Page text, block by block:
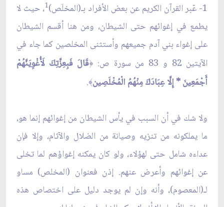
1- عّبر القرآن الكريم عن بعض الأفراد بـ(المخلَص)
1، حيث لا
يطمع في إغوائهم حتى الشيطان، ومن هنا أقسم الشيطان
على إغواء بني آدم جميعهم وأستثنى المخلصين كما جاء في
الآيتين 82 و 83 من سورة ص:
﴿قَالَ فَبِعِزَّتِكَ لَأُغْوِيَنَّهُمْ
أَجْمَعِينَ * إِلَّا عِبَادَكَ مِنْهُمُ الْمُخْلَصِين﴾.
ولا شك في أن السبب في يأس الشيطان من إغوائهم إنما هو،
ما يملكونه من تنزيه وصيانة من الضلال والآثام، وإلا فإن
عداءه شامل حتى لهؤلاء، ولو كان يمكنه إغواؤهم لما تخلى
عن إغوائهم وأعرض عنهم. إذن فعنوان (المخلص) مساو
لـ(المعصوم)، وأنه وإن لم يوجد دليل على اختصاص هذه